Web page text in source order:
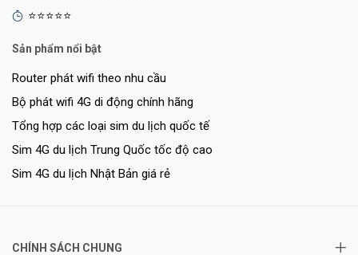
⭐⭐⭐⭐⭐
Sản phẩm nổi bật
Router phát wifi theo nhu cầu
Bộ phát wifi 4G di động chính hãng
Tổng hợp các loại sim du lịch quốc tế
Sim 4G du lịch Trung Quốc tốc độ cao
Sim 4G du lịch Nhật Bản giá rẻ
CHÍNH SÁCH CHUNG